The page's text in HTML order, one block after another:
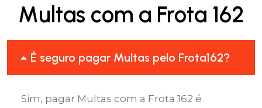
Multas com a Frota 162
É seguro pagar Multas pelo Frota162?
Sim, pagar Multas com a Frota 162 é